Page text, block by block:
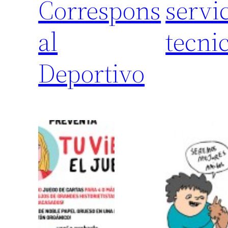
Correspons
al
Deportivo